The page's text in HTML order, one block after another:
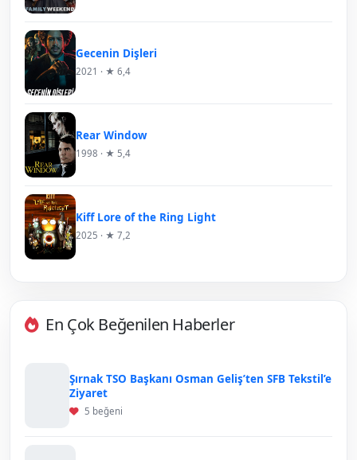
Gecenin Dişleri
2021 · ★ 6,4
Rear Window
1998 · ★ 5,4
Kiff Lore of the Ring Light
2025 · ★ 7,2
En Çok Beğenilen Haberler
Şırnak TSO Başkanı Osman Geliş’ten SFB Tekstil’e
Ziyaret
5 beğeni